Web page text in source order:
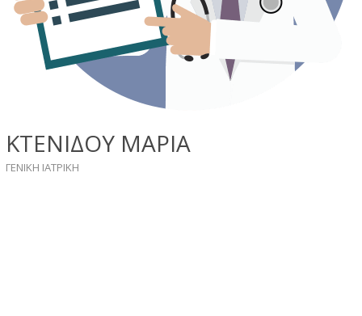
ΚΤΕΝΙΔΟΥ ΜΑΡΙΑ
ΓΕΝΙΚΗ ΙΑΤΡΙΚΗ